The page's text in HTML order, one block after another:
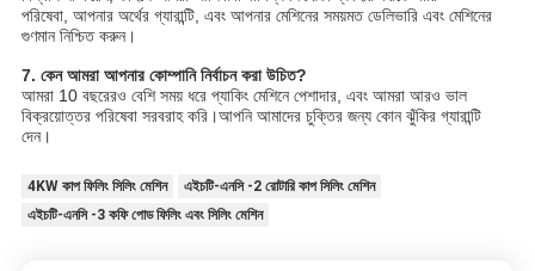
পরিষেবা, আপনার অর্থের গ্যারান্টি, এবং আপনার মেশিনের সময়মত ডেলিভারি এবং মেশিনের
গুণমান নিশ্চিত করুন।
7. কেন আমরা আপনার কোম্পানি নির্বাচন করা উচিত?
আমরা 10 বছরেরও বেশি সময় ধরে প্যাকিং মেশিনে পেশাদার, এবং আমরা আরও ভাল
বিক্রয়োত্তর পরিষেবা সরবরাহ করি।আপনি আমাদের চুক্তির জন্য কোন ঝুঁকির গ্যারান্টি
দেন।
4KW কাপ ফিলিং সিলিং মেশিন
এইচটি-এনসি -2 রোটারি কাপ সিলিং মেশিন
এইচটি-এনসি -3 কফি পোড ফিলিং এবং সিলিং মেশিন